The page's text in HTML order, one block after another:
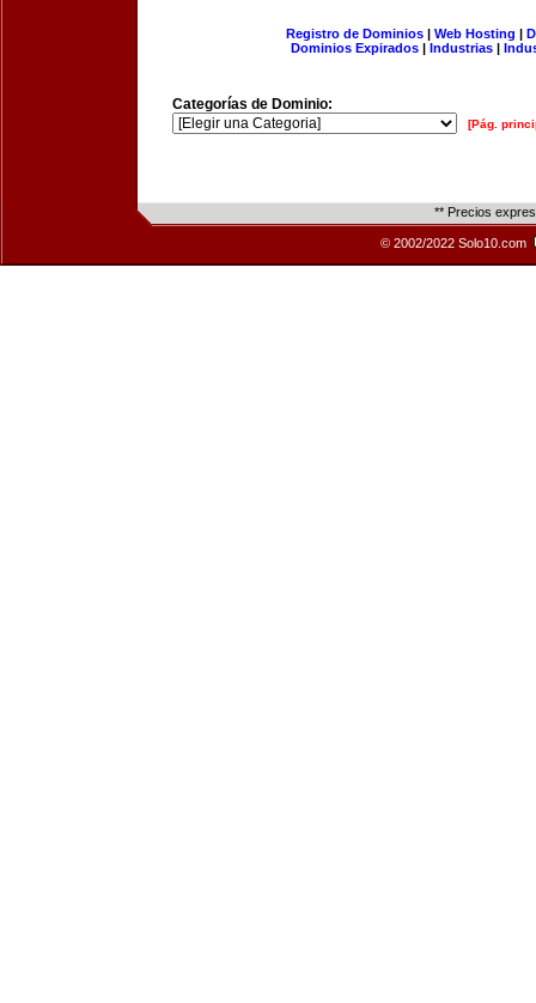
Registro de Dominios| Web Hosting |
Dominios Expirados | Industrias |
Categorías de Dominio:
[Pág.
** Precios
© 2002/2022 Solo10.com